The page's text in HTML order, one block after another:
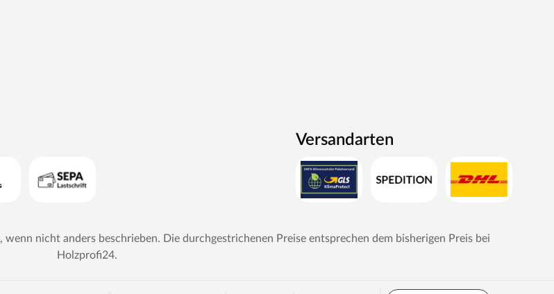
Versandarten
, wenn nicht anders beschrieben. Die durchgestrichenen Preise entsprechen dem bisherigen Preis bei
Holzprofi24.